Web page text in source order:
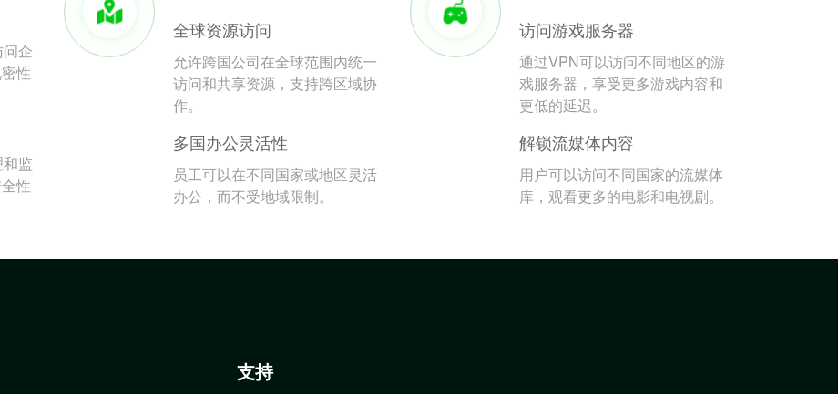
企
性
监
性
全球资源访问
允许跨国公司在全球范围内统一
访问和共享资源，支持跨区域协
作。
多国办公灵活性
员工可以在不同国家或地区灵活
办公，而不受地域限制。
访问游戏服务器
通过VPN可以访问不同地区的游
戏服务器，享受更多游戏内容和
更低的延迟。
解锁流媒体内容
用户可以访问不同国家的流媒体
库，观看更多的电影和电视剧。
支持